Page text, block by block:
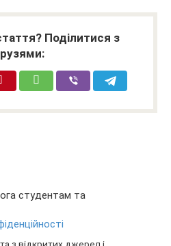
Поділитися з
студентам та